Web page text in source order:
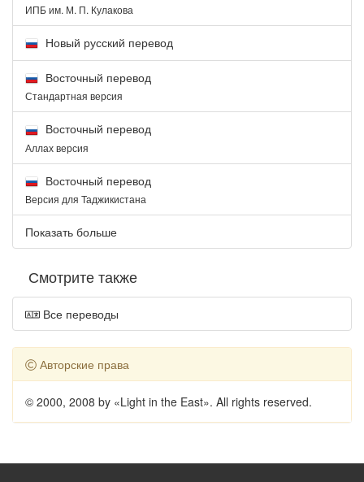
ИПБ им. М. П. Кулакова
Новый русский перевод
Восточный перевод
Стандартная версия
Восточный перевод
Аллах версия
Восточный перевод
Версия для Таджикистана
Показать больше
Смотрите также
Все переводы
Авторские права
© 2000, 2008 by «Light in the East». All rights reserved.